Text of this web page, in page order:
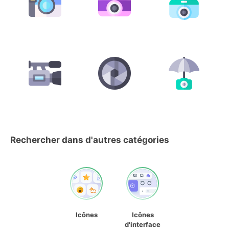
Rechercher dans d'autres catégories
Icônes
Icônes
d'interface